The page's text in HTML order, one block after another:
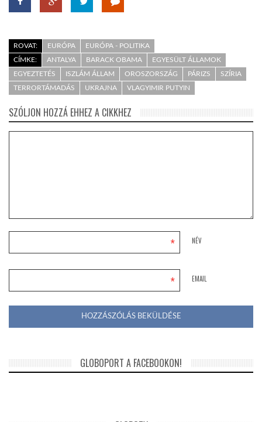
ROVAT: EURÓPA
EURÓPA - POLITIKA
CÍMKE:
ANTALYA BARACK OBAMA
EGYESÜLT ÁLLAMOK
EGYEZTETÉS
ISZLÁM ÁLLAM OROSZORSZÁG PÁRIZS
SZÍRIA
TERRORTÁMADÁS
UKRAJNA VLAGYIMIR PUTYIN
SZÓLJON HOZZÁ EHHEZ A CIKKHEZ
NÉV
*
EMAIL
*
GLOBOPORT A FACEBOOKON!